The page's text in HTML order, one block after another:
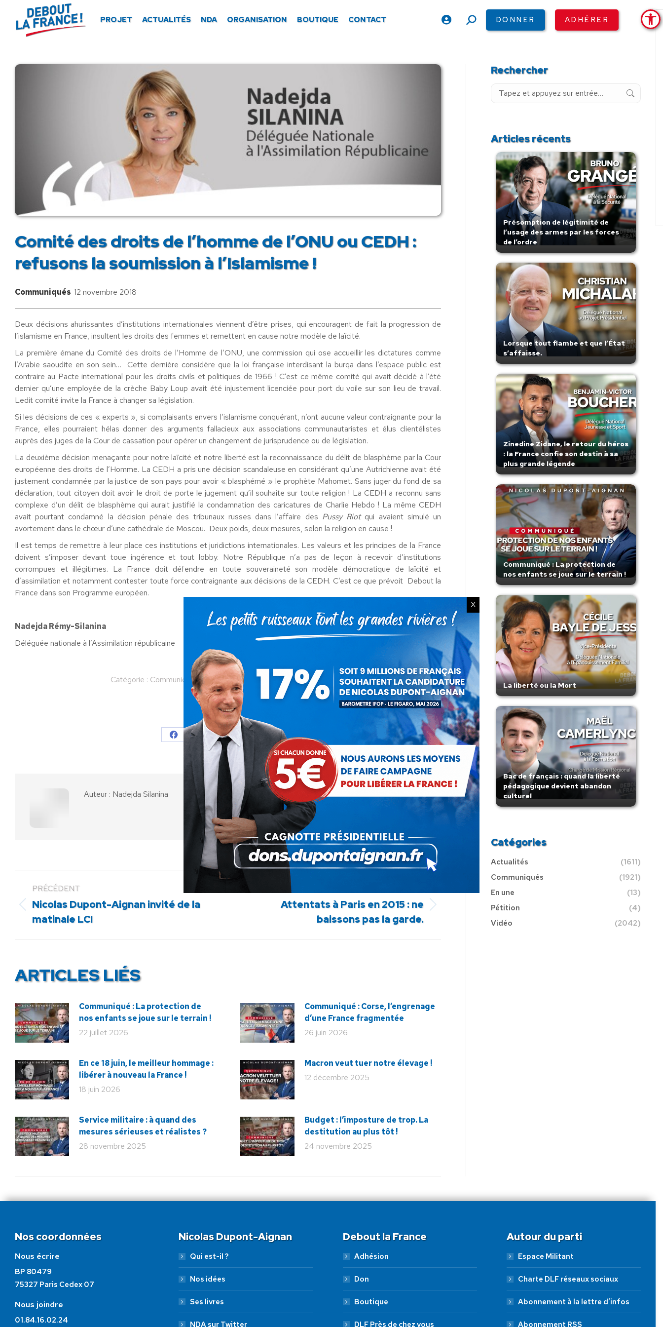
PROJET ACTUALITÉS NDA ORGANISATION BOUTIQUE CONTACT
RechercheDONNER ADHÉRER
Comité des droits de l’homme de l’ONU ou CEDH :
refusons la soumission à l’Islamisme !
Communiqués 12 novembre 2018
Deux décisions ahurissantes d’institutions internationales viennent d’être prises, qui encouragent de fait la progression de
l’islamisme en France, insultent les droits des femmes et remettent en cause notre modèle de laïcité.
La première émane du Comité des droits de l’Homme de l’ONU, une commission qui ose accueillir les dictatures comme
l’Arabie saoudite en son sein… Cette dernière considère que la loi française interdisant la burqa dans l’espace public est
contraire au Pacte international pour les droits civils et politiques de 1966 ! C’est ce même comité qui avait décidé à l’été
dernier qu’une employée de la crèche Baby Loup avait été injustement licenciée pour port du voile sur son lieu de travail.
Ledit comité invite la France à changer sa législation.
Si les décisions de ces « experts », si complaisants envers l’islamisme conquérant, n’ont aucune valeur contraignante pour la
France, elles pourraient hélas donner des arguments fallacieux aux associations communautaristes et élus clientélistes
auprès des juges de la Cour de cassation pour opérer un changement de jurisprudence ou de législation.
La deuxième décision menaçante pour notre laïcité et notre liberté est la reconnaissance du délit de blasphème par la Cour
européenne des droits de l’Homme. La CEDH a pris une décision scandaleuse en considérant qu’une Autrichienne avait été
justement condamnée par la justice de son pays pour avoir « blasphémé » le prophète Mahomet. Sans juger du fond de sa
déclaration, tout citoyen doit avoir le droit de porte le jugement qu’il souhaite sur toute religion ! La CEDH a reconnu sans
complexe d’un délit de blasphème qui aurait justifié la condamnation des caricatures de Charlie Hebdo ! La même CEDH
avait pourtant condamné la décision pénale des tribunaux russes dans l’affaire des Pussy Riotqui avaient simulé un
avortement dans le chœur d’une cathédrale de Moscou. Deux poids, deux mesures, selon la religion en cause !
Il est temps de remettre à leur place ces institutions et juridictions internationales. Les valeurs et les principes de la France
doivent s’imposer devant toue ingérence et tout lobby. Notre République n’a pas de leçon à recevoir d’institutions
corrompues et illégitimes. La France doit défendre en toute souveraineté son modèle démocratique de laïcité et
d’assimilation et notamment contester toute force contraignante aux décisions de la CEDH. C’est ce que prévoit Debout la
France dans son Programme européen.
Nadejda Rémy-Silanina
Déléguée nationale à l’Assimilation républicaine
Catégorie : Communiqués ParNadejda Silanina 12 novembre 2018
Partager cet article
Partager
Facebook
Partager
sur
X
Partager
sur
Pinterest
Partager
LinkedIn
Partager
sur
WhatsApp
Auteur : Nadejda Silanina
PRÉCÉDENT
Article
précédent
Nicolas Dupont-Aignan invité de la
matinale LCI
Attentats à Paris en 2015 : ne
baissons pas la garde.
ARTICLES LIÉS
Communiqué : La protection de
nos enfants se joue sur le terrain !
22 juillet 2026
Communiqué : Corse, l’engrenage
d’une France fragmentée
26 juin 2026
En ce 18 juin, le meilleur hommage :
libérer à nouveau la France !
18 juin 2026
Macron veut tuer notre élevage !
12 décembre 2025
Service militaire : à quand des
mesures sérieuses et réalistes ?
28 novembre 2025
Budget : l’imposture de trop. La
destitution au plus tôt !
24 novembre 2025
Rechercher
Recherche
Articles récents
Présomption de légitimité de
l’usage des armes par les forces
de l’ordre
Lorsque tout flambe et que l’État
s’affaisse.
Zinedine Zidane, le retour du héros
: la France confie son destin à sa
plus grande légende
Communiqué : La protection de
nos enfants se joue sur le terrain !
La liberté ou la Mort
Bac de français : quand la liberté
pédagogique devient abandon
culturel
Catégories
Actualités
(1611)
Communiqués
(1921)
En une
(13)
Pétition
(4)
Vidéo
(2042)
Nos coordonnées
Nous écrire
BP 80479
75327 Paris Cedex 07
Nous joindre
01.84.16.02.24
Nicolas Dupont-Aignan
Qui est-il ?
Nos idées
Ses livres
NDA sur Twitter
Debout la France
Adhésion
Don
Boutique
DLF Près de chez vous
Autour du parti
Espace Militant
Charte DLF réseaux sociaux
Abonnement à la lettre d’infos
Abonnement RSS
X
Panneau de gestion des cookies